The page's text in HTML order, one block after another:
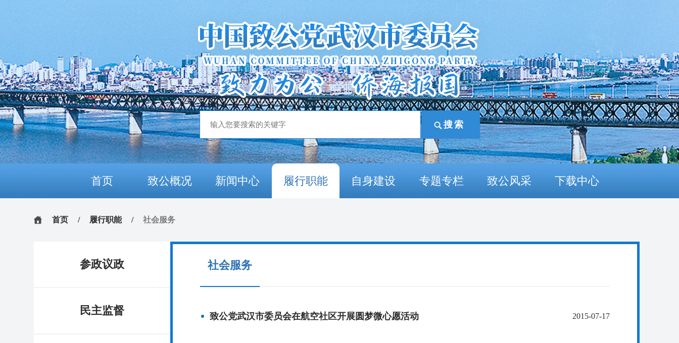
首页 致公概况 新闻中心 履行职能 自身建设 专题专栏 致公风采 下载中心
首页 / 履行职能 / 社会服务
参政议政
民主监督
社会服务
致公党武汉市委员会在航空社区开展圆梦微心愿活动 2015-07-17